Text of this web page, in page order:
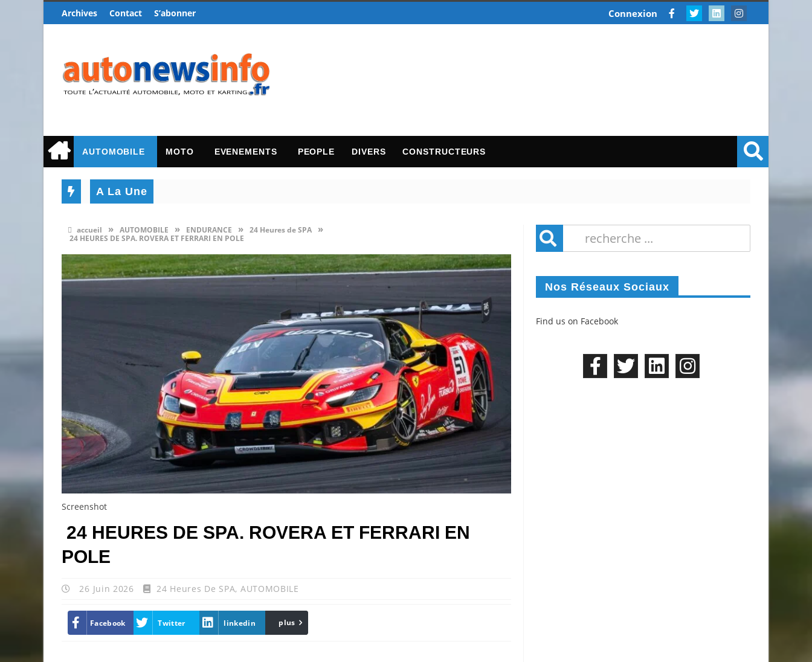
Archives Contact S’abonner Connexion
AUTOMOBILE MOTO EVENEMENTS PEOPLE DIVERS CONSTRUCTEURS
A La Une
accueil » AUTOMOBILE » ENDURANCE » 24 Heures de SPA »
24 HEURES DE SPA. ROVERA ET FERRARI EN POLE
Screenshot
24 HEURES DE SPA. ROVERA ET FERRARI EN
POLE
26 Juin 2026 24 Heures De SPA, AUTOMOBILE
Facebook Twitter linkedin Email
plus
Nos Réseaux Sociaux
Find us on Facebook